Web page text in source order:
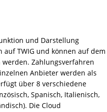
und Darstellung
TWIG und können auf dem
Zahlungsverfahren
Anbieter werden als
über 8 verschiedene
Spanisch, Italienisch,
Die Cloud